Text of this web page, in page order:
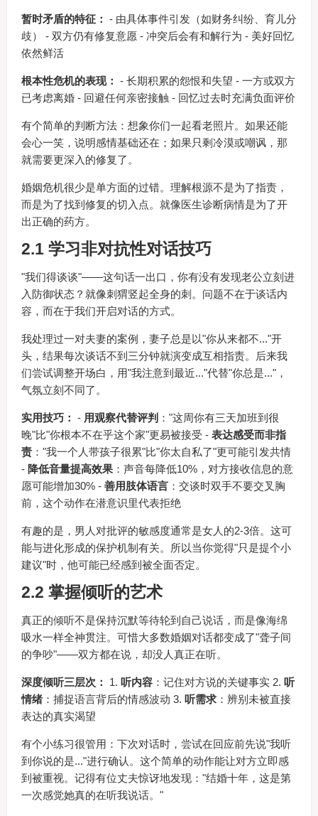
暂时矛盾的特征： - 由具体事件引发（如财务纠纷、育儿分
歧） - 双方仍有修复意愿 - 冲突后会有和解行为 - 美好回忆
依然鲜活
根本性危机的表现： - 长期积累的怨恨和失望 - 一方或双方
已考虑离婚 - 回避任何亲密接触 - 回忆过去时充满负面评价
有个简单的判断方法：想象你们一起看老照片。如果还能
会心一笑，说明感情基础还在；如果只剩冷漠或嘲讽，那
就需要更深入的修复了。
婚姻危机很少是单方面的过错。理解根源不是为了指责，
而是为了找到修复的切入点。就像医生诊断病情是为了开
出正确的药方。
2.1 学习非对抗性对话技巧
"我们得谈谈"——这句话一出口，你有没有发现老公立刻进
入防御状态？就像刺猬竖起全身的刺。问题不在于谈话内
容，而在于我们开启对话的方式。
我处理过一对夫妻的案例，妻子总是以"你从来都不..."开
头，结果每次谈话不到三分钟就演变成互相指责。后来我
们尝试调整开场白，用"我注意到最近..."代替"你总是..."，
气氛立刻不同了。
实用技巧： - 用观察代替评判 ："这周你有三天加班到很
晚"比"你根本不在乎这个家"更易被接受 - 表达感受而非指
责："我一个人带孩子很累"比"你太自私了"更可能引发共情
- 降低音量提高效果：声音每降低10%，对方接收信息的意
愿可能增加30% - 善用肢体语言：交谈时双手不要交叉胸
前，这个动作在潜意识里代表拒绝
有趣的是，男人对批评的敏感度通常是女人的2-3倍。这可
能与进化形成的保护机制有关。所以当你觉得"只是提个小
建议"时，他可能已经感到被全面否定。
2.2 掌握倾听的艺术
真正的倾听不是保持沉默等待轮到自己说话，而是像海绵
吸水一样全神贯注。可惜大多数婚姻对话都变成了"聋子间
的争吵"——双方都在说，却没人真正在听。
深度倾听三层次： 1. 听内容：记住对方说的关键事实 2. 听
情绪：捕捉语言背后的情感波动 3. 听需求：辨别未被直接
表达的真实渴望
有个小练习很管用：下次对话时，尝试在回应前先说"我听
到你说的是..."进行确认。这个简单的动作能让对方立即感
到被重视。记得有位丈夫惊讶地发现："结婚十年，这是第
一次感觉她真的在听我说话。"